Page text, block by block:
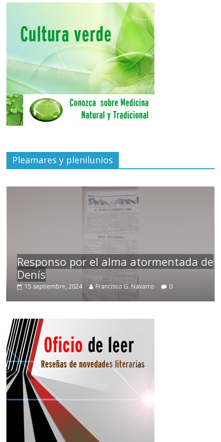
Pleamares y plenilunios
Responso por el alma atormentada de
Denís
15 septiembre, 2024 Francisco G. Navarro 0